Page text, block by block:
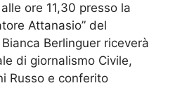
ore 11,30 presso la
Attanasio” del
Berlinguer riceverà
di giornalismo Civile,
Russo e conferito